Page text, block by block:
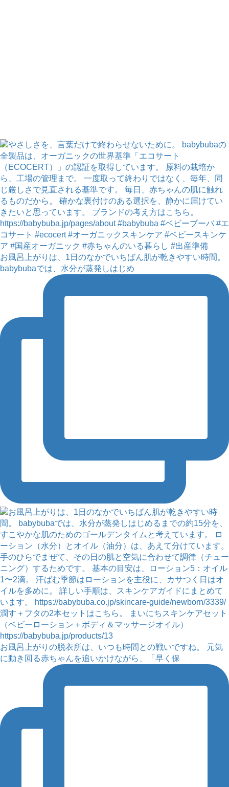
お風呂上がりは、1日のなかでいちばん肌が乾きやすい時間。
babybubaでは、水分が蒸発しはじめ
お風呂上がりの脱衣所は、いつも時間との戦いですね。 元気
に動き回る赤ちゃんを追いかけながら、「早く保